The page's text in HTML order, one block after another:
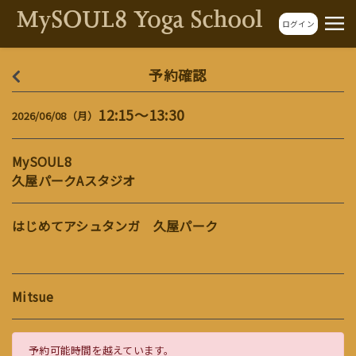
ログイン
予約確認
2026/06/08（月） 12:15～13:30
MySOUL8
久屋パークAスタジオ
はじめてアシュタンガ 久屋パーク
Mitsue
予約可能時間を越えています。